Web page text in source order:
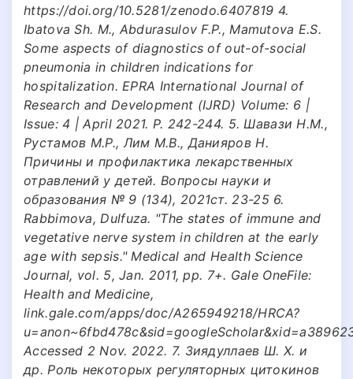
https://doi.org/10.5281/zenodo.6407819 4.
Ibatova Sh. M., Abdurasulov F.P., Mamutova E.S.
Some aspects of diagnostics of out-of-social
pneumonia in children indications for
hospitalization. EPRA International Journal of
Research and Development (IJRD) Volume: 6 |
Issue: 4 | April 2021. P. 242-244. 5. Шавази Н.М.,
Рустамов М.Р., Лим М.В., Данияров Н.
Причины и профилактика лекарственных
отравлений у детей. Вопросы науки и
образования № 9 (134), 2021ст. 23-25 6.
Rabbimova, Dulfuza. "The states of immune and
vegetative nerve system in children at the early
age with sepsis." Medical and Health Science
Journal, vol. 5, Jan. 2011, pp. 7+. Gale OneFile:
Health and Medicine,
link.gale.com/apps/doc/A265949218/HRCA?
Accessed 2 Nov. 2022. 7. Зиядуллаев Ш. Х. и
др. Роль некоторых регуляторных цитокинов